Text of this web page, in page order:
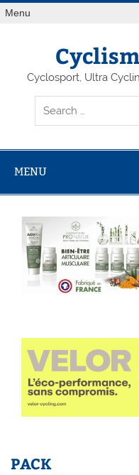
Menu
Cyclosport, Ultra
MENU
PACK